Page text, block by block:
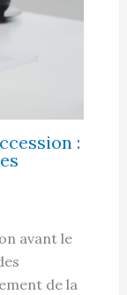
:
avant le
de la